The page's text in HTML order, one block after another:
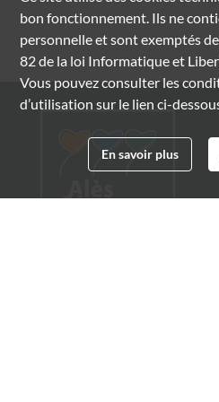
bon fonctionnement. Ils ne
personnelle et sont exemptés
82 de la loi Informatique et
Vous pouvez consulter les
d’utilisation sur le lien ci-
En savoir plus